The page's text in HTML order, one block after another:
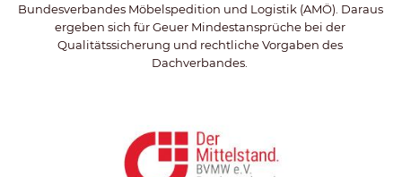
Bundesverbandes Möbelspedition und Logistik (AMÖ). Daraus
ergeben sich für Geuer Mindestansprüche bei der
Qualitätssicherung und rechtliche Vorgaben des
Dachverbandes.